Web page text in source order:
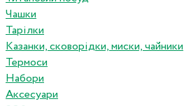
Чашки
Тарілки
Казанки, сковорідки, миски, чайники
Термоси
Набори
Аксесуари